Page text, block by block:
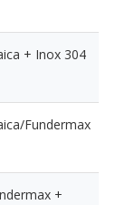
+ Inox 304
Fundermax
+